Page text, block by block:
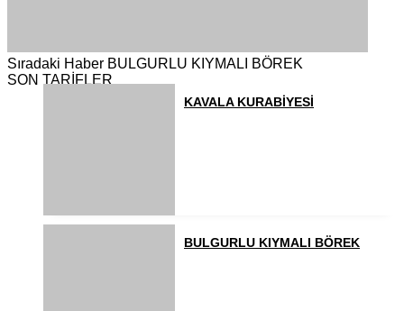
Sıradaki Haber BULGURLU KIYMALI BÖREK
SON TARİFLER
KAVALA KURABİYESİ
BULGURLU KIYMALI BÖREK